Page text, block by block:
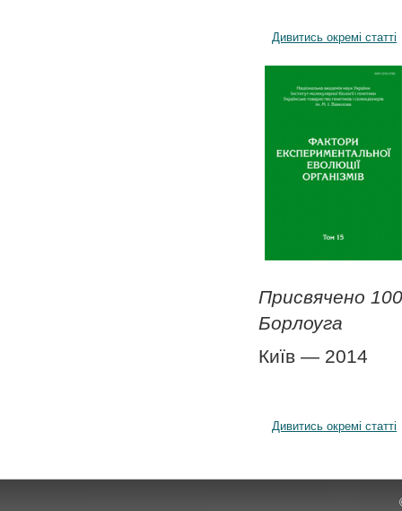
Дивитись окремі статті
Присвячено
Борлоуга
Київ — 2014
Дивитись окремі статті